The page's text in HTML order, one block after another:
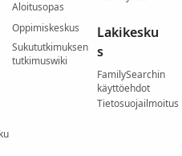
Aloitusopas
Oppimiskeskus
Sukututkimuksen
tutkimuswiki
Lakikesku
s
FamilySearchin
käyttöehdot
Tietosuojailmoitus